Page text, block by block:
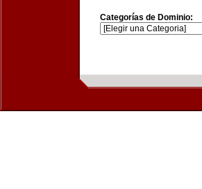
Categorías de Dominio: